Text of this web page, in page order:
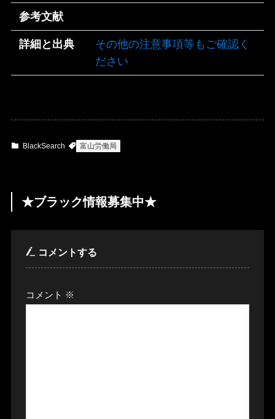
参考文献
詳細と出典
その他の注意事項等もご確認く
ださい
BlackSearch 富山労働局
★ブラック情報募集中★
コメントする
コメント ※